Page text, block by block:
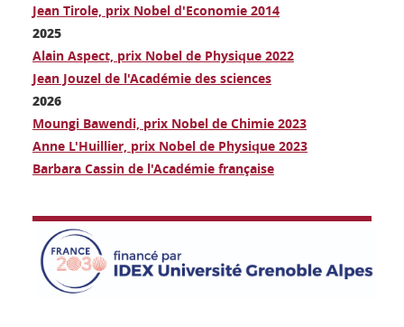
Jean Tirole, prix Nobel d'Economie 2014
2025
Alain Aspect, prix Nobel de Physique 2022
Jean Jouzel de l'Académie des sciences
2026
Moungi Bawendi, prix Nobel de Chimie 2023
Anne L'Huillier, prix Nobel de Physique 2023
Barbara Cassin de l'Académie française